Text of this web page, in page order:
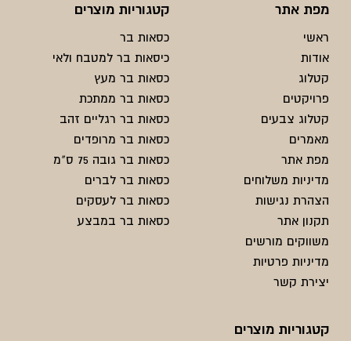
מפת אתר
ראשי
אודות
קטלוג
פרויקטים
קטלוג צבעים
מאמרים
מפת אתר
מדיניות משלוחים
הצהרת נגישות
תקנון אתר
משווקים מורשים
מדיניות פרטיות
יצירת קשר
קטגוריות מוצרים
כסאות בר
כיסאות בר למטבח ולאי
כסאות בר מעץ
כסאות בר ממתכת
כסאות בר רגליים זהב
כסאות בר מרופדים
כסאות בר גובה 75 ס"מ
כסאות בר לברים
כסאות בר לעסקים
כסאות בר במבצע
קטגוריות מוצרים